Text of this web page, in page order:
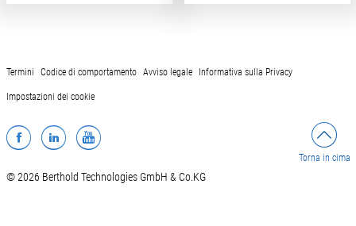
Termini Codice di comportamento Avviso legale Informativa sulla Privacy
Impostazioni dei cookie
Facebook
LinkedInYouTube
Torna in cima
© 2026 Berthold Technologies GmbH & Co.KG